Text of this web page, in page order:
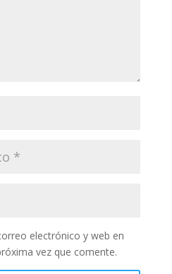
electrónico y web en
vez que comente.